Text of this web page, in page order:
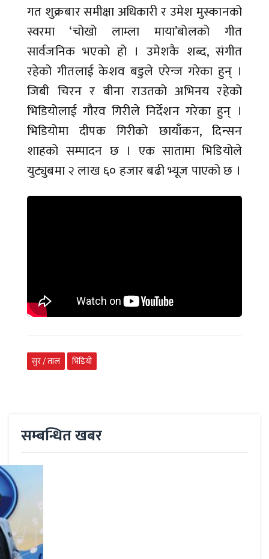
गत शुक्रबार समीक्षा अधिकारी र उमेश मुस्कानको
स्वरमा ‘चोखो लाम्ला माया’बोलको गीत
सार्वजनिक भएको हो । उमेशकै शब्द, संगीत
रहेको गीतलाई केशव बडुले एरेन्ज गरेका हुन् ।
जिबी चिरन र बीना राउतको अभिनय रहेको
भिडियोलाई गौरव गिरीले निर्देशन गरेका हुन् ।
भिडियोमा दीपक गिरीको छायाँकन, दिन्सन
शाहको सम्पादन छ । एक सातामा भिडियोले
युट्युबमा २ लाख ६० हजार बढी भ्यूज पाएको छ ।
सुर / ताल भिडियो
सम्बन्धित खबर